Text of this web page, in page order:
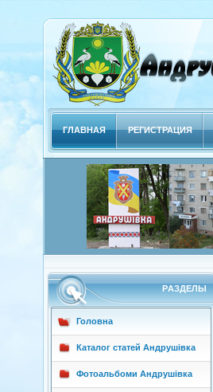
ГЛАВНАЯ РЕГИСТРАЦИЯ
РAЗДЕЛЫ
Головна
Каталог статей Андрушівка
Фотоальбоми Андрушівка